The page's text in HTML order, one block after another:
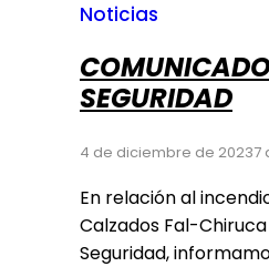
Noticias
SEGURIDAD
4 de diciembre de 20237
En relación al
Calzados Fal-
Seguridad,